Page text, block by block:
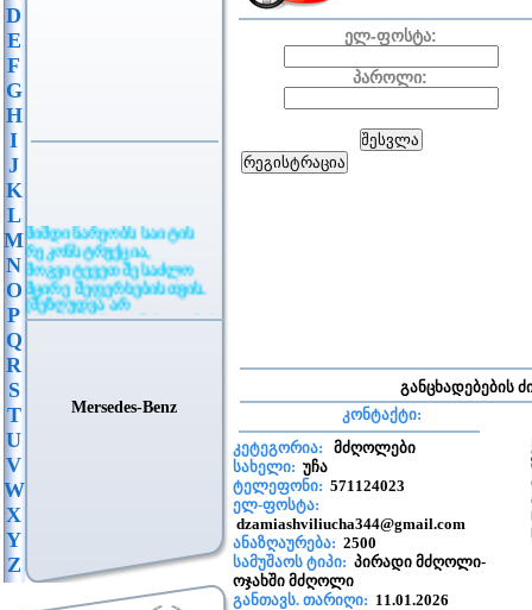
ელ-ფოსტა:
პაროლი:
განცხადებების
კონტაქტი:
კეტეგორია:
მძღოლები
სახელი: უჩა
ტელეფონი: 571124023
ელ-ფოსტა:
dzamiashviliucha344@gmail.com
ანაზღაურება: 2500
სამუშაოს ტიპი: პირადი მძღოლი-
ოჯახში მძღოლი
განთავს. თარიღი: 11.01.2026
D
E
F
G
H
I
J
K
L
M
N
O
P
Q
R
S
T
U
V
W
X
Y
Z
მიმდინარეობს საიტის
რეკონსტრუქცია,
მოგვიტევეთ შესაძლო
მცირე შეფერხებისთვის.
(შეზღუდვა არ
ვრცელდება განცხადების
Mersedes-Benz